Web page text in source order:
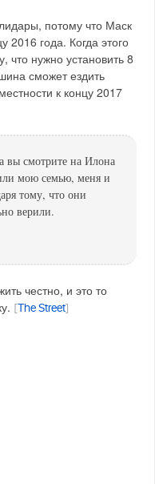
потому что Маск
2016 года. Когда этого
что нужно установить 8
сможет ездить
к концу 2017
вы смотрите на Илона
мою семью, меня и
тому, что они
верили.
честно, и это то
[The Street]